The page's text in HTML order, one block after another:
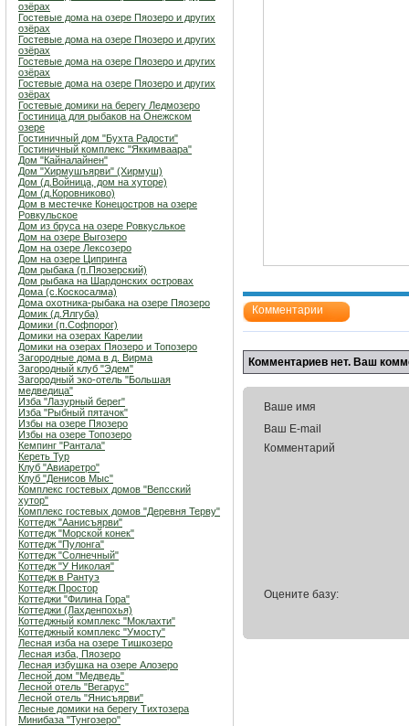
озёрах
Гостевые дома на озере Пяозеро и других
озёрах
Гостевые дома на озере Пяозеро и других
озёрах
Гостевые дома на озере Пяозеро и других
озёрах
Гостевые дома на озере Пяозеро и других
озёрах
Гостевые домики на берегу Ледмозеро
Гостиница для рыбаков на Онежском
озере
Гостиничный дом "Бухта Радости"
Гостиничный комплекс "Яккимваара"
Дом "Кайналайнен"
Дом "Хирмушъярви" (Хирмуш)
Дом (д.Войница, дом на хуторе)
Дом (д.Коровниково)
Дом в местечке Конецостров на озере
Ровкульское
Дом из бруса на озере Ровкуслькое
Дом на озере Выгозеро
Дом на озере Лексозеро
Дом на озере Ципринга
Дом рыбака (п.Пяозерский)
Дом рыбака на Шардонских островах
Дома (с.Коскосалма)
Дома охотника-рыбака на озере Пяозеро
Домик (д.Ялгуба)
Домики (п.Софпорог)
Домики на озерах Карелии
Домики на озерах Пяозеро и Топозеро
Загородные дома в д. Вирма
Загородный клуб "Эдем"
Загородный эко-отель "Большая
медведица"
Изба "Лазурный берег"
Изба "Рыбный пятачок"
Избы на озере Пяозеро
Избы на озере Топозеро
Кемпинг "Рантала"
Кереть Тур
Клуб "Авиаретро"
Клуб "Денисов Мыс"
Комплекс гостевых домов "Вепсский
хутор"
Комплекс гостевых домов "Деревня Терву"
Коттедж "Аанисъярви"
Коттедж "Морской конек"
Коттедж "Пулонга"
Коттедж "Солнечный"
Коттедж "У Николая"
Коттедж в Рантуэ
Коттедж Простор
Коттеджи "Филина Гора"
Коттеджи (Лахденпохья)
Коттеджный комплекс "Мoклахти"
Коттеджный комплекс "Умосту"
Лесная изба на озере Тишкозеро
Лесная изба, Пяозеро
Лесная избушка на озере Алозеро
Лесной дом "Медведь"
Лесной отель "Вегарус"
Лесной отель "Янисъярви"
Лесные домики на берегу Тихтозера
Минибаза "Тунгозеро"
Комментарии
Комментариев нет. Ваш
Ваше имя
Ваш E-mail
Комментарий
Оцените базу: